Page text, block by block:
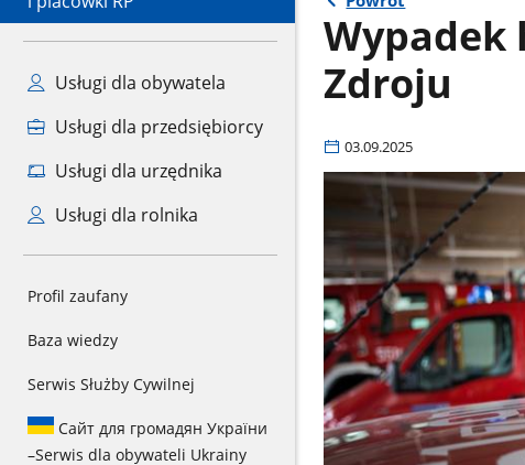
Usługi dla obywatela
Usługi dla przedsiębiorcy
Usługi dla urzędnika
Usługi dla rolnika
Profil zaufany
Baza wiedzy
Serwis Służby Cywilnej
Сайт для громадян України
–Serwis dla obywateli Ukrainy
Wypadek
Zdroju
03.09.2025